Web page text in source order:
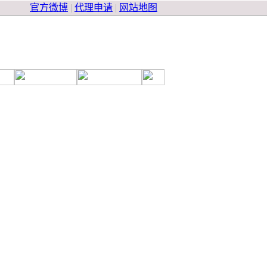
官方微博 | 代理申请 | 网站地图